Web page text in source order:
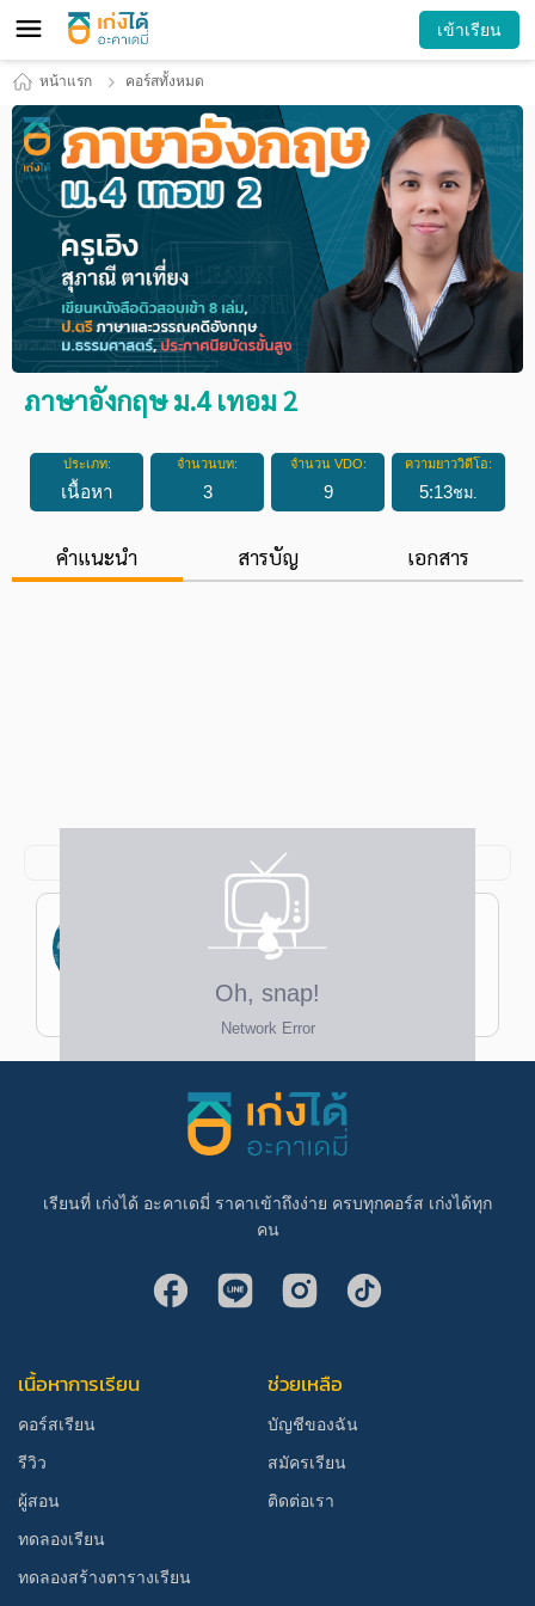
เข้าเรียน
หน้าแรก คอร์สทั้งหมด
ภาษาอังกฤษ ม.4 เทอม 2
ประเภท:
เนื้อหา
จำนวนบท:
3
จำนวน VDO:
9
ความยาววิดีโอ:
5:13ชม.
คำแนะนำ สารบัญ เอกสาร
สุภาณี ตาเที่ยง
ป.ตรี ศิลปศาสตร์บัณฑิต เอกภาษาและ
วรรณคดีอังกฤษ ม.ธรรมศาสตร์
เรียนที่ เก่งได้ อะคาเดมี่ ราคาเข้าถึงง่าย ครบทุกคอร์ส เก่งได้ทุก
คน
เนื้อหาการเรียน
คอร์สเรียน
รีวิว
ผู้สอน
ทดลองเรียน
ทดลองสร้างตารางเรียน
ช่วยเหลือ
บัญชีของฉัน
สมัครเรียน
ติดต่อเรา